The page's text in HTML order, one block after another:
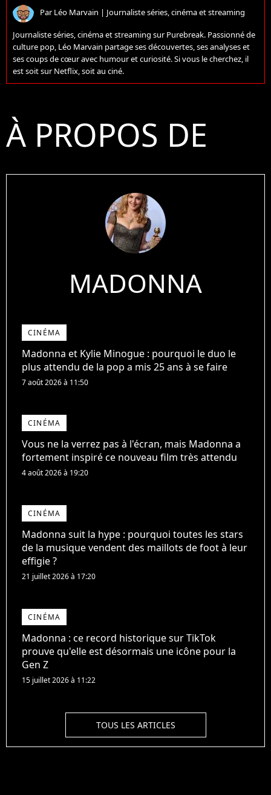
ParLéo Marvain | Journaliste séries, cinéma et streaming
Journaliste séries, cinéma et streaming sur Purebreak. Passionné de
culture pop, Léo Marvain partage ses découvertes, ses analyses et
ses coups de cœur avec humour et curiosité. Si vous le cherchez, il
est soit sur Netflix, soit au ciné.
À PROPOS DE
MADONNA
CINÉMA
Madonna et Kylie Minogue : pourquoi le duo le
plus attendu de la pop a mis 25 ans à se faire
7 août 2026 à 11:50
CINÉMA
Vous ne la verrez pas à l'écran, mais Madonna a
fortement inspiré ce nouveau film très attendu
4 août 2026 à 19:20
CINÉMA
Madonna suit la hype : pourquoi toutes les stars
de la musique vendent des maillots de foot à leur
effigie ?
21 juillet 2026 à 17:20
CINÉMA
Madonna : ce record historique sur TikTok
prouve qu'elle est désormais une icône pour la
Gen Z
15 juillet 2026 à 11:22
TOUS LES ARTICLES